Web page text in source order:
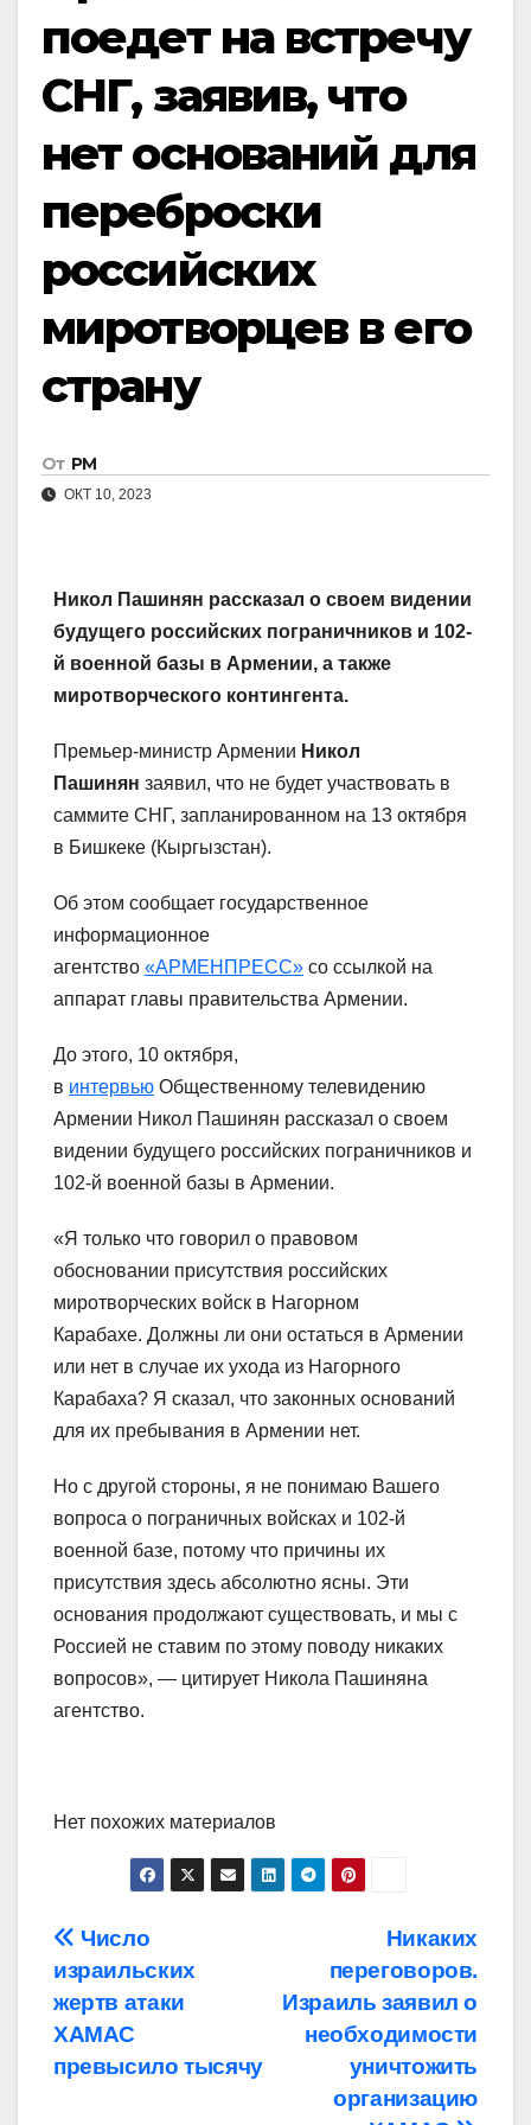
поедет на встречу
СНГ, заявив, что
нет оснований для
переброски
российских
миротворцев в его
страну
От РМ
ОКТ 10, 2023
Никол Пашинян рассказал о своем видении
будущего российских пограничников и 102-
й военной базы в Армении, а также
миротворческого контингента.
Премьер-министр Армении Никол
Пашинян заявил, что не будет участвовать в
саммите СНГ, запланированном на 13 октября
в Бишкеке (Кыргызстан).
Об этом сообщает государственное
информационное
агентство «АРМЕНПРЕСС» со ссылкой на
аппарат главы правительства Армении.
До этого, 10 октября,
в интервью Общественному телевидению
Армении Никол Пашинян рассказал о своем
видении будущего российских пограничников и
102-й военной базы в Армении.
«Я только что говорил о правовом
обосновании присутствия российских
миротворческих войск в Нагорном
Карабахе. Должны ли они остаться в Армении
или нет в случае их ухода из Нагорного
Карабаха? Я сказал, что законных оснований
для их пребывания в Армении нет.
Но с другой стороны, я не понимаю Вашего
вопроса о пограничных войсках и 102-й
военной базе, потому что причины их
присутствия здесь абсолютно ясны. Эти
основания продолжают существовать, и мы с
Россией не ставим по этому поводу никаких
вопросов», — цитирует Никола Пашиняна
агентство.
Нет похожих материалов
Навигация
по
записям
Никаких
переговоров.
Израиль заявил о
необходимости
уничтожить
организацию
Число
израильских
жертв атаки
ХАМАС
превысило тысячу